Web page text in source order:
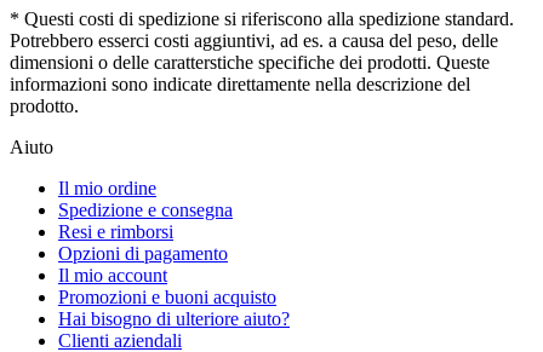
* Questi costi di spedizione si riferiscono alla spedizione standard.
Potrebbero esserci costi aggiuntivi, ad es. a causa del peso, delle
dimensioni o delle caratterstiche specifiche dei prodotti. Queste
informazioni sono indicate direttamente nella descrizione del
prodotto.
Aiuto
Il mio ordine
Spedizione e consegna
Resi e rimborsi
Opzioni di pagamento
Il mio account
Promozioni e buoni acquisto
Hai bisogno di ulteriore aiuto?
Clienti aziendali